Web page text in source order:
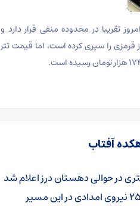
تقریبا در محدوده منفی قرار دارد و
قرمزی را سپری کرده است، اما قیمت تتر
آفتاب
آماده‌باش بزرگ/ ۲۵۰۰ نیروی امدادی در این مسیر